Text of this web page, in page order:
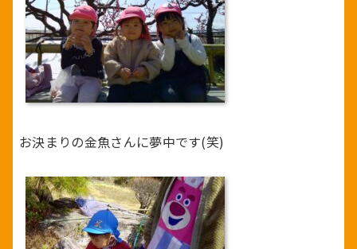
お決まりの金魚さんに夢中です(笑)